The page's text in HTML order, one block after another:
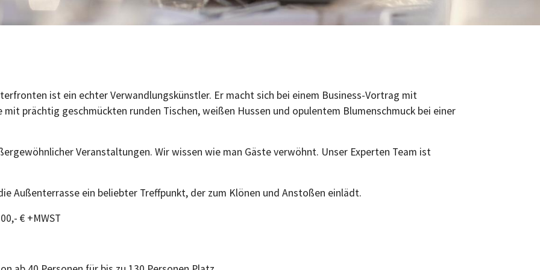
ist ein echter Verwandlungskünstler. Er macht sich bei einem Business-Vortrag mit
prächtig geschmückten runden Tischen, weißen Hussen und opulentem Blumenschmuck bei einer
Veranstaltungen. Wir wissen wie man Gäste verwöhnt. Unser Experten Team ist
Außenterrasse ein beliebter Treffpunkt, der zum Klönen und Anstoßen einlädt.
€ +MWST